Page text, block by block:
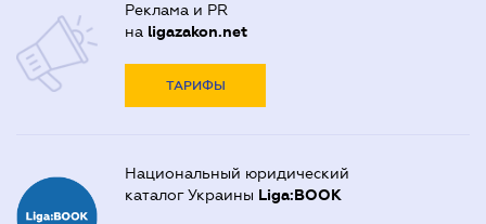
Реклама и PR
на ligazakon.net
ТАРИФЫ
Национальный юридический
каталог Украины Liga:BOOK